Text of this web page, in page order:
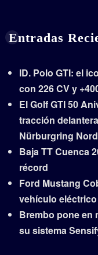
Entradas
ID. Polo GTI: el
con 226 CV y
El Golf GTI 50
tracción
Nürburgring
Baja TT Cuenca
récord
Ford Mustang
vehículo
Brembo pone en
su sistema